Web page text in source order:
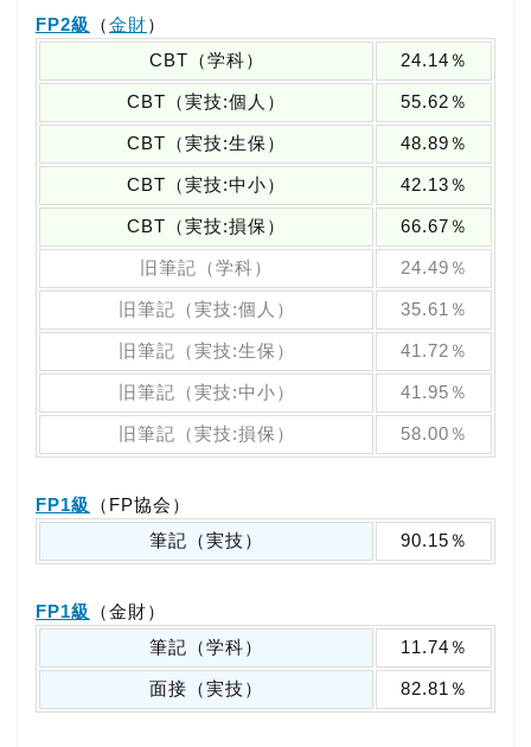
FP2級 （金財）
CBT（学科）
24.14％
CBT（実技:個人） 55.62％
CBT（実技:生保） 48.89％
CBT（実技:中小） 42.13％
CBT（実技:損保） 66.67％
旧筆記（学科） 24.49％
旧筆記（実技:個人） 35.61％
旧筆記（実技:生保） 41.72％
旧筆記（実技:中小） 41.95％
旧筆記（実技:損保） 58.00％
FP1級
（FP協会）
筆記（実技）
90.15％
FP1級
（金財）
筆記（学科）
11.74％
面接（実技） 82.81％